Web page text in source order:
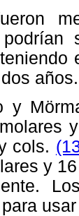
años.
y
cols.
y